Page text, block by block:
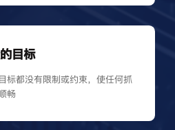
目标
标都没有限制或约束，使任何抓
畅